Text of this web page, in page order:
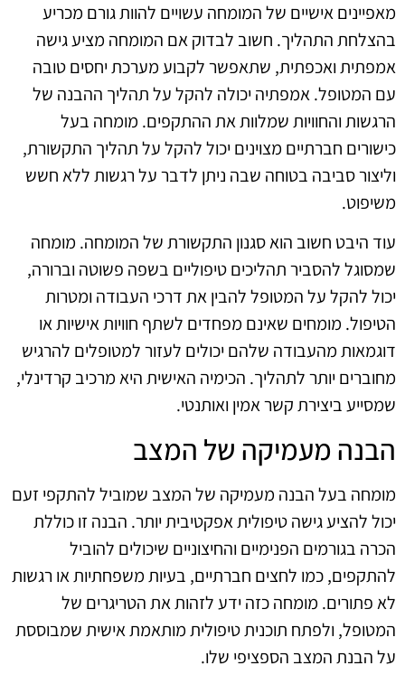
מאפיינים אישיים של המומחה עשויים להוות גורם מכריע
בהצלחת התהליך. חשוב לבדוק אם המומחה מציע גישה
אמפתית ואכפתית, שתאפשר לקבוע מערכת יחסים טובה
עם המטופל. אמפתיה יכולה להקל על תהליך ההבנה של
הרגשות והחוויות שמלוות את ההתקפים. מומחה בעל
כישורים חברתיים מצוינים יכול להקל על תהליך התקשורת,
וליצור סביבה בטוחה שבה ניתן לדבר על רגשות ללא חשש
משיפוט.
עוד היבט חשוב הוא סגנון התקשורת של המומחה. מומחה
שמסוגל להסביר תהליכים טיפוליים בשפה פשוטה וברורה,
יכול להקל על המטופל להבין את דרכי העבודה ומטרות
הטיפול. מומחים שאינם מפחדים לשתף חוויות אישיות או
דוגמאות מהעבודה שלהם יכולים לעזור למטופלים להרגיש
מחוברים יותר לתהליך. הכימיה האישית היא מרכיב קרדינלי,
שמסייע ביצירת קשר אמין ואותנטי.
הבנה מעמיקה של המצב
מומחה בעל הבנה מעמיקה של המצב שמוביל להתקפי זעם
יכול להציע גישה טיפולית אפקטיבית יותר. הבנה זו כוללת
הכרה בגורמים הפנימיים והחיצוניים שיכולים להוביל
להתקפים, כמו לחצים חברתיים, בעיות משפחתיות או רגשות
לא פתורים. מומחה כזה ידע לזהות את הטריגרים של
המטופל, ולפתח תוכנית טיפולית מותאמת אישית שמבוססת
על הבנת המצב הספציפי שלו.